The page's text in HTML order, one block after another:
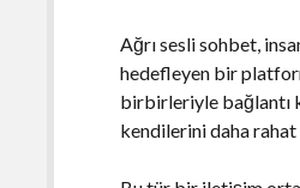
Ağrı sesli sohbet,
hedefleyen bir
birbirleriyle bağlantı
kendilerini daha